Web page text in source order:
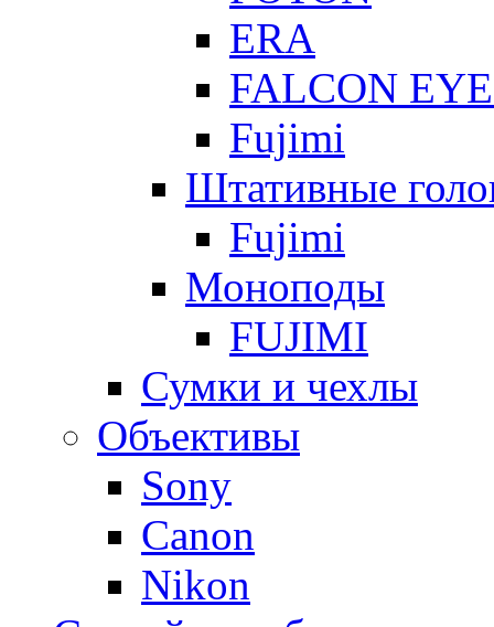
ERA
FALCON
Fujimi
Штативные
Fujimi
Моноподы
FUJIMI
Сумки и чехлы
Объективы
Sony
Canon
Nikon